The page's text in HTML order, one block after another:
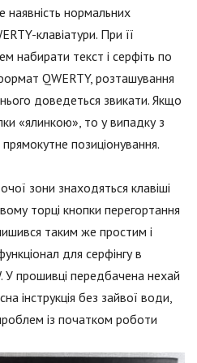
наявність нормальних
клавіатури. При її
набирати текст і серфіть по
QWERTY, розташування
доведеться звикати. Якщо
«ялинкою», то у випадку з
позиціонування.
зони знаходяться клавіші
торці кнопки перегортання
таким же простим і
для серфінгу в
прошивці передбачена нехай
інструкція без зайвої води,
із початком роботи